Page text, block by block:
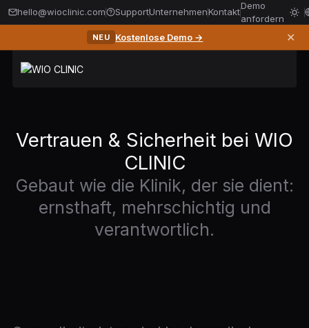
hello@wioclinic.com SupportUnternehmenKontakt
Demo
anfordern
NEU Kostenlose Demo → ✕
Vertrauen & Sicherheit bei WIO
CLINIC
Gebaut wie die Klinik, der sie dient:
ernsthaft, mehrschichtig und
verantwortlich.